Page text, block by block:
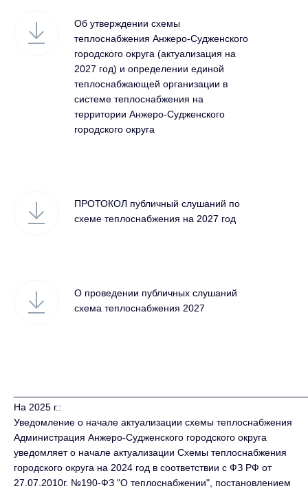
Об утверждении схемы
теплоснабжения Анжеро-Судженского
городского округа (актуализация на
2027 год) и определении единой
теплоснабжающей организации в
системе теплоснабжения на
территории Анжеро-Судженского
городского округа
ПРОТОКОЛ публичный слушаний по
схеме теплоснабжения на 2027 год
О проведении публичных слушаний
схема теплоснабжения 2027
На 2025 г.:
Уведомление о начале актуализации схемы теплоснабжения
Администрация Анжеро-Судженского городского округа
уведомляет о начале актуализации Схемы теплоснабжения
городского округа на 2024 год в соответствии с ФЗ РФ от
27.07.2010г. №190-ФЗ "О теплоснабжении", постановлением